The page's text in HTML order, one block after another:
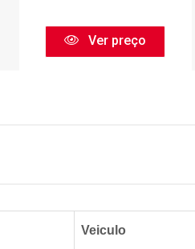
Ver preço
Veiculo